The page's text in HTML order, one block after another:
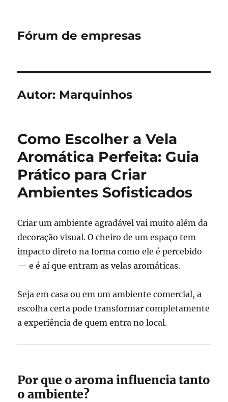
Fórum de empresas
Autor: Marquinhos
Como Escolher a Vela
Aromática Perfeita: Guia
Prático para Criar
Ambientes Sofisticados
Criar um ambiente agradável vai muito além da
decoração visual. O cheiro de um espaço tem
impacto direto na forma como ele é percebido
— e é aí que entram as velas aromáticas.
Seja em casa ou em um ambiente comercial, a
escolha certa pode transformar completamente
a experiência de quem entra no local.
Por que o aroma influencia tanto
o ambiente?